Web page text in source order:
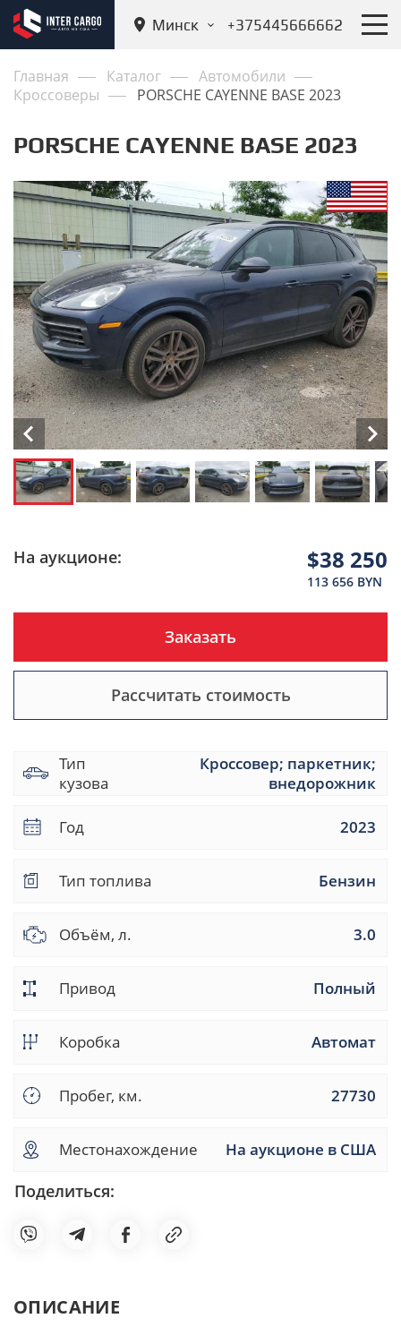
Минск +375445666662
Главная Каталог
Автомобили
Кроссоверы
PORSCHE CAYENNE BASE 2023
PORSCHE CAYENNE BASE 2023
На аукционе: $38 250
113 656 BYN
Заказать
Рассчитать стоимость
Тип
кузова
Кроссовер; паркетник;
внедорожник
Год 2023
Тип топлива Бензин
Объём, л. 3.0
Привод Полный
Коробка Автомат
Пробег, км. 27730
Местонахождение На аукционе в США
Поделиться:
ОПИСАНИЕ